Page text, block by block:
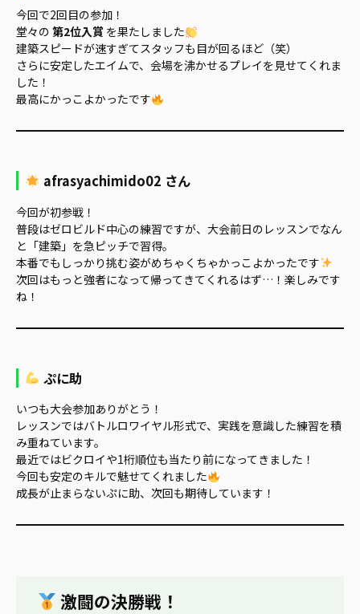
今回で2回目の参加！
堂々の 第2位入賞 を果たしました
建築スピードが速すぎてスタッフも目が回るほど（笑）
さらに安定したエイムで、会場を沸かせるプレイを見せてくれま
した！
最高にかっこよかったです
afrasyachimido02 さん
今回が初参戦！
普段はゼロビルド中心の練習ですが、大会前日のレッスンでなん
と「建築」を急ピッチで習得。
本番でもしっかり挑む姿がめちゃくちゃかっこよかったです
次回はもっと強者になって帰ってきてくれるはず…！楽しみです
ね！
ぷに助
いつも大会参加ありがとう！
レッスンではバトルロワイヤル形式で、実践を意識した練習を積
み重ねています。
最近ではビクロイや1桁順位も当たり前になってきました！
今回も安定のキルで魅せてくれました
成長が止まらないぷに助、次回も期待しています！
激闘の決勝戦！